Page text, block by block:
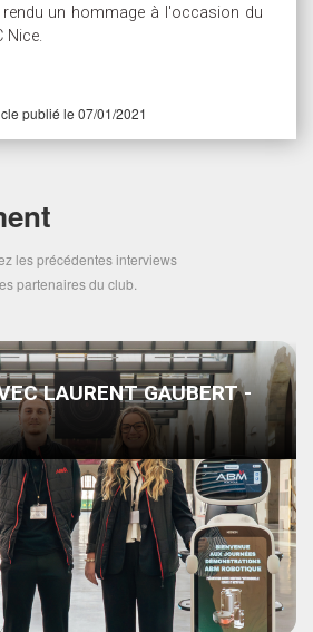
un hommage à l'occasion du
Nice.
publié le 07/01/2021
les précédentes interviews
partenaires du club.
LAURENT GAUBERT -